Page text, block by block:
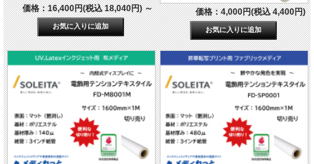
価格：16,400円(税込 18,040円)～ 価格：4,000円(税込 4,400円)